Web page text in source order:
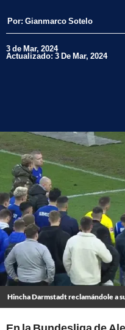
Por: Gianmarco Sotelo
3 de Mar, 2024
Actualizado: 3 De Mar, 2024
Hincha Darmstadt reclamándole a
En la Bundesliga de